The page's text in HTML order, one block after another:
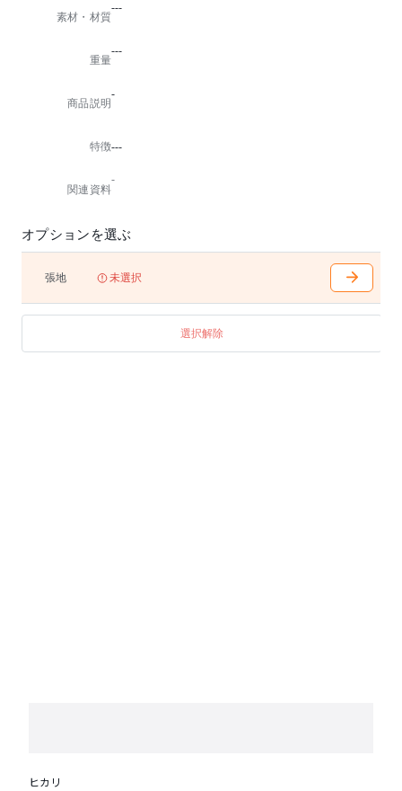
素材・材質
---
重量
---
商品説明
-
特徴---
関連資料
-
オプションを選ぶ
張地 未選択
選択解除
ヒカリ